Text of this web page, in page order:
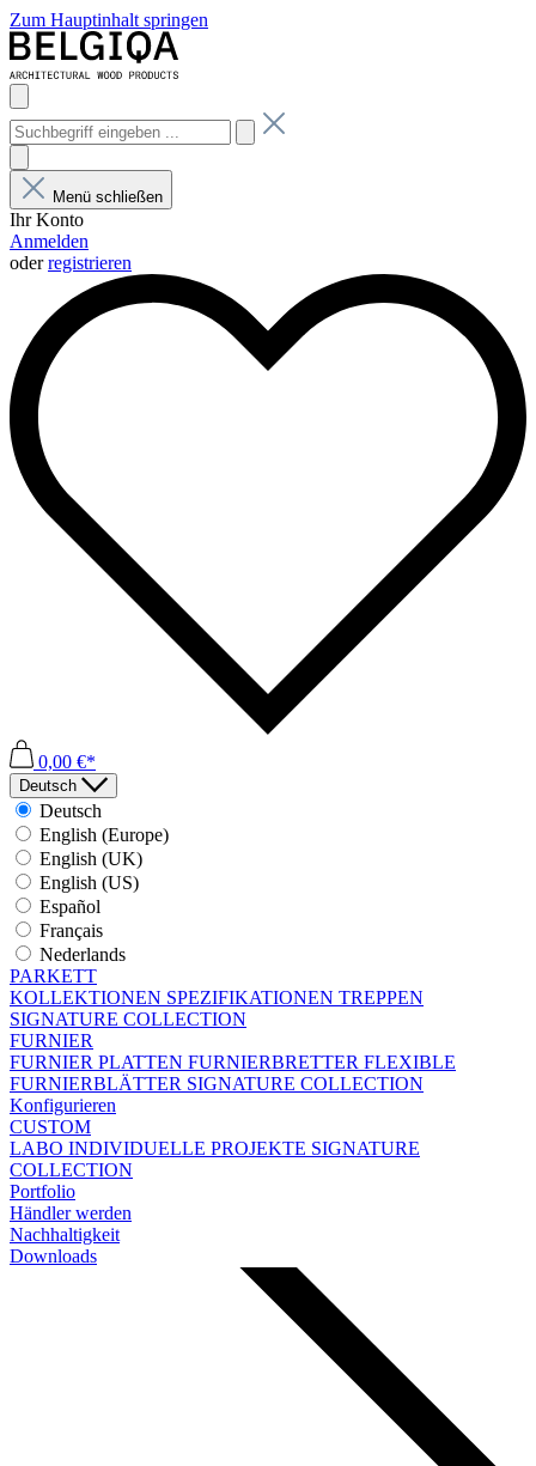
Zum Hauptinhalt springen
Menü schließen
Ihr Konto
Anmelden
oderregistrieren
0,00 €*
Deutsch
Deutsch
English (Europe)
English (UK)
English (US)
Español
Français
Nederlands
PARKETT
KOLLEKTIONEN SPEZIFIKATIONEN TREPPEN
SIGNATURE COLLECTION
FURNIER
FURNIER PLATTEN FURNIERBRETTER FLEXIBLE
FURNIERBLÄTTER SIGNATURE COLLECTION
Konfigurieren
CUSTOM
LABO INDIVIDUELLE PROJEKTE SIGNATURE
COLLECTION
Portfolio
Händler werden
Nachhaltigkeit
Downloads